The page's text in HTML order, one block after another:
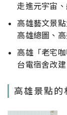
走進元宇宙
來探索
高雄藝文景
高雄總圖、
一體！
高雄「老宅
台電宿舍改
高雄景點的